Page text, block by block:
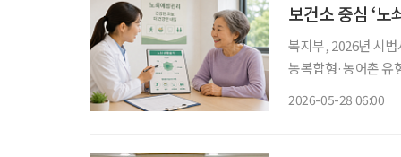
보건소 중심 ‘노
복지부, 2026년 시
농복합형·농어촌 유형 보건복지부가 초고령사회에 대응하기 위해 보건소 중심의
2026-05-28 06:00